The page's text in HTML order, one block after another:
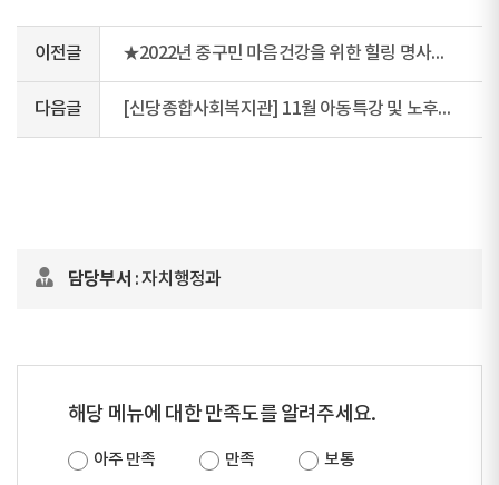
이전글 ★2022년 중구민 마음건강을 위한 힐링 명사특강 신청 안내★
다음글 [신당종합사회복지관] 11월 아동특강 및 노후준비교육 참여 안내
담당부서 : 자치행정과
해당 메뉴에 대한 만족도를 알려주세요.
아주 만족 만족
보통